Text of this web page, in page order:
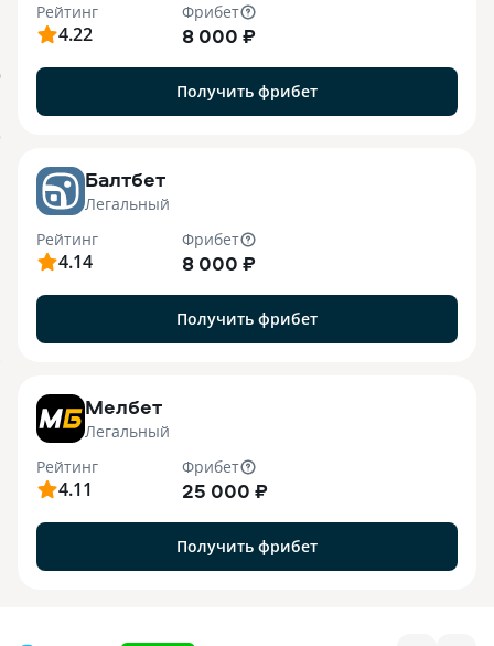
Рейтинг
4.22
Фрибет
8 000 ₽
Получить фрибет
Балтбет
Легальный
Рейтинг
4.14
Фрибет
8 000 ₽
Получить фрибет
Мелбет
Легальный
Рейтинг
4.11
Фрибет
25 000 ₽
Получить фрибет